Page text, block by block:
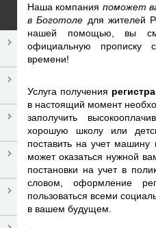
Наша компания поможет
в Боготоле для жителей
нашей помощью, вы
официальную прописку
времени!
Услуга получения
в настоящий момент
заполучить
хорошую школу или
поставить на учет
может оказаться нужной
постановки на учет в
словом, оформление
пользоваться всеми
в вашем будущем.